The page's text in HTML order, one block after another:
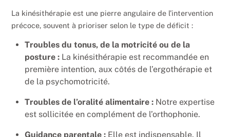
La kinésithérapie est une pierre angulaire de l’intervention
précoce, souvent à prioriser selon le type de déficit :
Troubles du tonus, de la motricité ou de la
posture : La kinésithérapie est recommandée en
première intention, aux côtés de l’ergothérapie et
de la psychomotricité.
Troubles de l’oralité alimentaire : Notre expertise
est sollicitée en complément de l’orthophonie.
Guidance parentale : Elle est indispensable. Il